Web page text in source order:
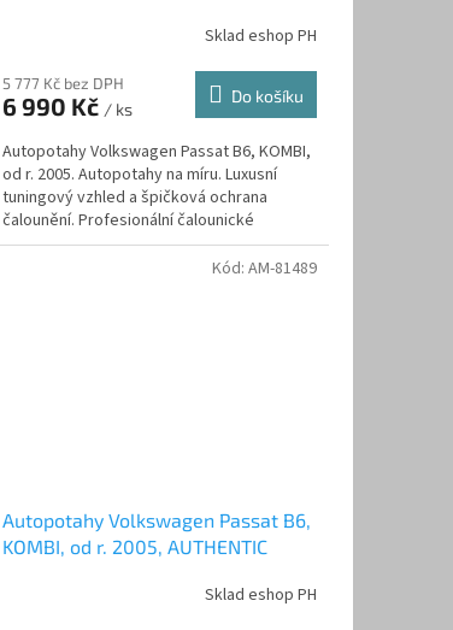
Sklad eshop PH
5 777 Kč bez DPH
6 990 Kč / ks
Do košíku
Autopotahy Volkswagen Passat B6, KOMBI,
od r. 2005. Autopotahy na míru. Luxusní
tuningový vzhled a špičková ochrana
čalounění. Profesionální čalounické
zpracování. Dvojité...
Autopotahy Volkswagen Passat B6,
KOMBI, od r. 2005, AUTHENTIC
Sklad eshop PH
Kód: AM-81489